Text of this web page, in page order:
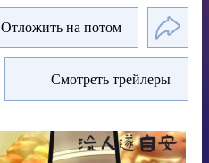
Отложить на потом
Смотреть трейлеры